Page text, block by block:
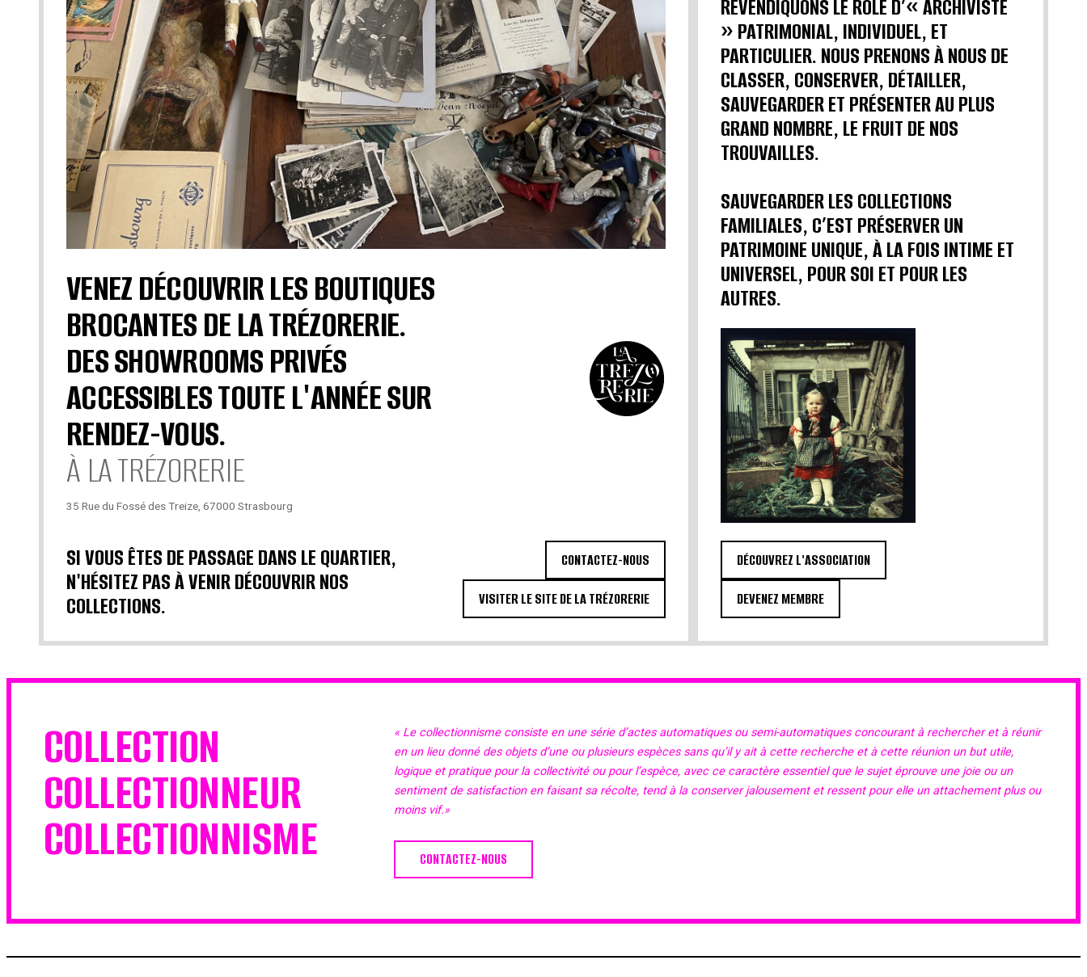
VENEZ DÉCOUVRIR LES BOUTIQUES
BROCANTES DE LA TRÉZORERIE.
DES SHOWROOMS PRIVÉS
ACCESSIBLES TOUTE L'ANNÉE SUR
RENDEZ-VOUS.
À LA TRÉZORERIE
35 Rue du Fossé des Treize, 67000 Strasbourg
SI VOUS ÊTES DE PASSAGE DANS LE QUARTIER,
N'HÉSITEZ PAS À VENIR DÉCOUVRIR NOS
COLLECTIONS.
CONTACTEZ-NOUS
VISITER LE SITE DE LA TRÉZORERIE
REVENDIQUONS LE RÔLE D’« ARCHIVISTE
» PATRIMONIAL, INDIVIDUEL, ET
PARTICULIER. NOUS PRENONS À NOUS DE
CLASSER, CONSERVER, DÉTAILLER,
SAUVEGARDER ET PRÉSENTER AU PLUS
GRAND NOMBRE, LE FRUIT DE NOS
TROUVAILLES.
SAUVEGARDER LES COLLECTIONS
FAMILIALES, C’EST PRÉSERVER UN
PATRIMOINE UNIQUE, À LA FOIS INTIME ET
UNIVERSEL, POUR SOI ET POUR LES
AUTRES.
DÉCOUVREZ L'ASSOCIATION
DEVENEZ MEMBRE
COLLECTION
COLLECTIONNEUR
COLLECTIONNISME
« Le collectionnisme consiste en une série d’actes automatiques ou semi-automatiques concourant à rechercher et à réunir
en un lieu donné des objets d’une ou plusieurs espèces sans qu’il y ait à cette recherche et à cette réunion un but utile,
logique et pratique pour la collectivité ou pour l’espèce, avec ce caractère essentiel que le sujet éprouve une joie ou un
sentiment de satisfaction en faisant sa récolte, tend à la conserver jalousement et ressent pour elle un attachement plus ou
moins vif.»
CONTACTEZ-NOUS